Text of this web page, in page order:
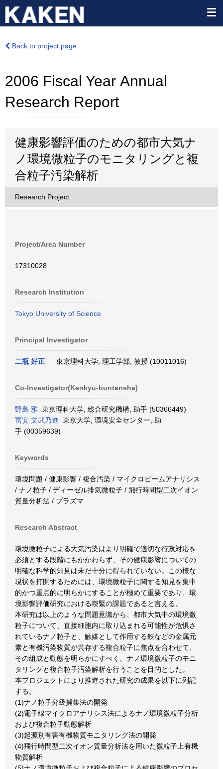
Back to project page
2006 Fiscal Year Annual
Research Report
健康影響評価のための都市大気ナ
ノ環境微粒子のモニタリングと複
合粒子汚染解析
Research Project
Project/Area Number
17310028
Research Institution
Tokyo University of Science
Principal Investigator
二瓶 好正 東京理科大学, 理工学部, 教授 (10011016)
Co-Investigator(Kenkyū-buntansha)
野島 雅 東京理科大学, 総合研究機構, 助手 (50366449)
冨安 文武乃進 東京大学, 環境安全センター, 助
手 (00359639)
Keywords
環境問題 / 健康影響 / 複合汚染 / マイクロビームアナリシス
/ ナノ粒子 / ディーゼル排気微粒子 / 飛行時間型二次イオン
質量分析法 / プラズマ
Research Abstract
環境微粒子による大気汚染はより明確で適切な行政対応を
必須とする段階にもかかわらず、その健康影響についての
明確な科学的知見は未だ十分に得られていない。この様な
現状を打開するためには、環境微粒子に関する知見を集中
的かつ重点的に明らかにすることが極めて重要であり、環
境影響評価研究における喫緊の課題であると言える。
本研究は以上のような問題意識から、都市大気中の環境微
粒子について、直接細胞内に取り込まれる可能性が危惧さ
れているナノ粒子と、触媒として作用する鉄などの金属元
素と有機汚染物質が共存する複合粒子に焦点を合わせて、
その組成と動態を明らかにすべく、ナノ環境微粒子のモニ
タリングと複合粒子汚染解析を行うことを目的とした。
本プロジェクトにより推進された研究の成果を以下に列記
する。
(1)ナノ粒子分級捕集法の開発
(2)電子線マイクロアナリシス法によるナノ環境微粒子分析
および複合粒子動態解析
(3)起源別有害有機物質モニタリング法の開発
(4)飛行時間型二次イオン質量分析法を用いた微粒子上有機
物質解析